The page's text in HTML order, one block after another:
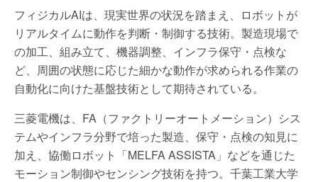
フィジカルAIは、現実世界の状況を踏まえ、ロボットが
リアルタイムに動作を判断・制御する技術。製造現場で
の加工、組み立て、機器調整、インフラ保守・点検な
ど、周囲の状態に応じた細かな動作が求められる作業の
自動化に向けた基盤技術として期待されている。
三菱電機は、FA（ファクトリーオートメーション）シス
テムやインフラ分野で培った製造、保守・点検の知見に
加え、協働ロボット「MELFA ASSISTA」などを通じた
モーション制御やセンシング技術を持つ。千葉工業大学